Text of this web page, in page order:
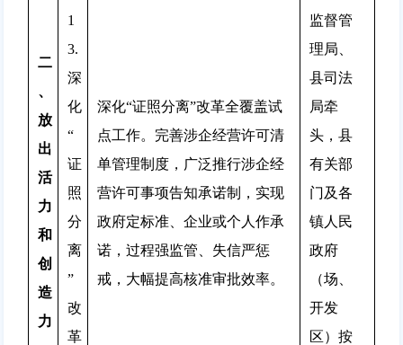
二
、
放
出
活
力
和
创
造
力
1
3.
深
化
“
证
照
分
离
”
改
革
深化“证照分离”改革全覆盖试
点工作。完善涉企经营许可清
单管理制度，广泛推行涉企经
营许可事项告知承诺制，实现
政府定标准、企业或个人作承
诺，过程强监管、失信严惩
戒，大幅提高核准审批效率。
监督管
理局、
县司法
局牵
头，县
有关部
门及各
镇人民
政府
（场、
开发
区）按